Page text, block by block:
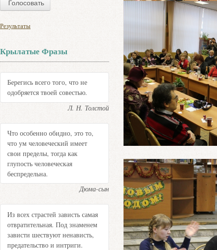
Результаты
Крылатые Фразы
Берегись всего того, что не
одобряется твоей совестью.
Л. Н. Толстой
Что особенно обидно, это то,
что ум человеческий имеет
свои пределы, тогда как
глупость человеческая
беспредельна.
Дюма-сын
Из всех страстей зависть самая
отвратительная. Под знаменем
зависти шествуют ненависть,
предательство и интриги.